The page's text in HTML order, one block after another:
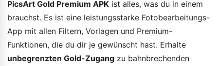
PicsArt Gold Premium APK ist alles, was du in einem
brauchst. Es ist eine leistungsstarke Fotobearbeitungs-
App mit allen Filtern, Vorlagen und Premium-
Funktionen, die du dir je gewünscht hast. Erhalte
unbegrenzten Gold-Zugang zu bahnbrechenden